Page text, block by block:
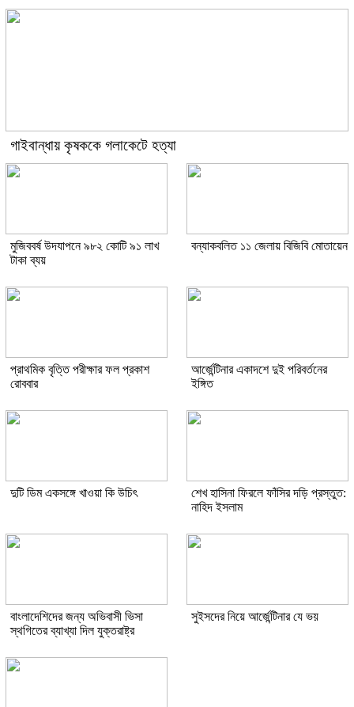
গাইবান্ধায় কৃষককে গলাকেটে হত্যা
মুজিববর্ষ উদযাপনে ৯৮২ কোটি ৯১ লাখ
টাকা ব্যয়
বন্যাকবলিত ১১ জেলায় বিজিবি মোতায়েন
প্রাথমিক বৃত্তি পরীক্ষার ফল প্রকাশ
রোববার
আর্জেন্টিনার একাদশে দুই পরিবর্তনের
ইঙ্গিত
দুটি ডিম একসঙ্গে খাওয়া কি উচিৎ
শেখ হাসিনা ফিরলে ফাঁসির দড়ি প্রস্তুত:
নাহিদ ইসলাম
বাংলাদেশিদের জন্য অভিবাসী ভিসা
স্থগিতের ব্যাখ্যা দিল যুক্তরাষ্ট্র
সুইসদের নিয়ে আর্জেন্টিনার যে ভয়